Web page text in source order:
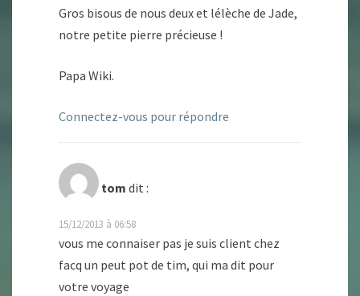
Gros bisous de nous deux et lélèche de Jade,
notre petite pierre précieuse !
Papa Wiki.
Connectez-vous pour répondre
tom dit :
15/12/2013 à 06:58
vous me connaiser pas je suis client chez
facq un peut pot de tim, qui ma dit pour
votre voyage